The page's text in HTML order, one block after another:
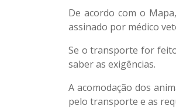
De acordo com o
assinado por médico
Se o transporte for
saber as exigências.
A acomodação dos
pelo transporte e as